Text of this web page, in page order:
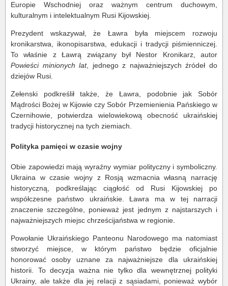
Europie Wschodniej oraz ważnym centrum duchowym,
kulturalnym i intelektualnym Rusi Kijowskiej.
Prezydent wskazywał, że Ławra była miejscem rozwoju
kronikarstwa, ikonopisarstwa, edukacji i tradycji piśmienniczej.
To właśnie z Ławrą związany był Nestor Kronikarz, autor
Powieści minionych lat, jednego z najważniejszych źródeł do
dziejów Rusi.
Zełenski podkreślił także, że Ławra, podobnie jak Sobór
Mądrości Bożej w Kijowie czy Sobór Przemienienia Pańskiego w
Czernihowie, potwierdza wielowiekową obecność ukraińskiej
tradycji historycznej na tych ziemiach.
Polityka pamięci w czasie wojny
Obie zapowiedzi mają wyraźny wymiar polityczny i symboliczny.
Ukraina w czasie wojny z Rosją wzmacnia własną narrację
historyczną, podkreślając ciągłość od Rusi Kijowskiej po
współczesne państwo ukraińskie. Ławra ma w tej narracji
znaczenie szczególne, ponieważ jest jednym z najstarszych i
najważniejszych miejsc chrześcijaństwa w regionie.
Powołanie Ukraińskiego Panteonu Narodowego ma natomiast
stworzyć miejsce, w którym państwo będzie oficjalnie
honorować osoby uznane za najważniejsze dla ukraińskiej
historii. To decyzja ważna nie tylko dla wewnętrznej polityki
Ukrainy, ale także dla jej relacji z sąsiadami, ponieważ wybór